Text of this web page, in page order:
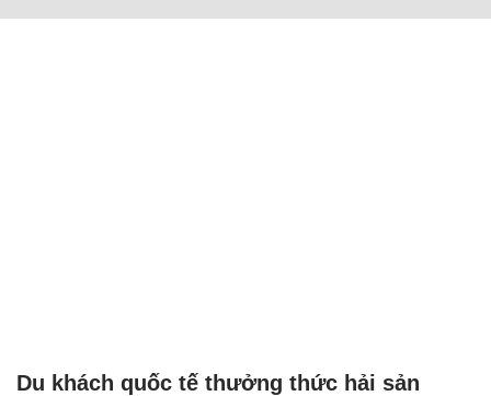
Du khách quốc tế thưởng thức hải sản